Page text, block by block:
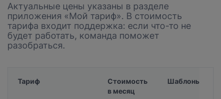
Актуальные цены указаны в разделе
приложения «Мой тариф». В стоимость
тарифа входит поддержка: если что-то не
будет работать, команда поможет
разобраться.
Тариф
Стоимость
в месяц
Шаблоны